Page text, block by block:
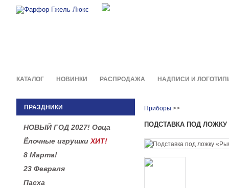
КАТАЛОГ НОВИНКИ РАСПРОДАЖА НАДПИСИ И
ПРАЗДНИКИ
НОВЫЙ ГОД 2027! Овца
Ёлочные игрушки ХИТ!
8 Марта!
23 Февраля
Пасха
Приборы >>
ПОДСТАВКА ПОД ЛОЖКУ